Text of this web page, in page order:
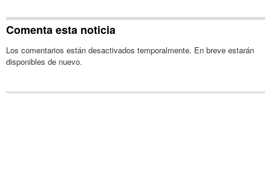
Comenta esta noticia
Los comentarios están desactivados temporalmente. En breve estarán
disponibles de nuevo.